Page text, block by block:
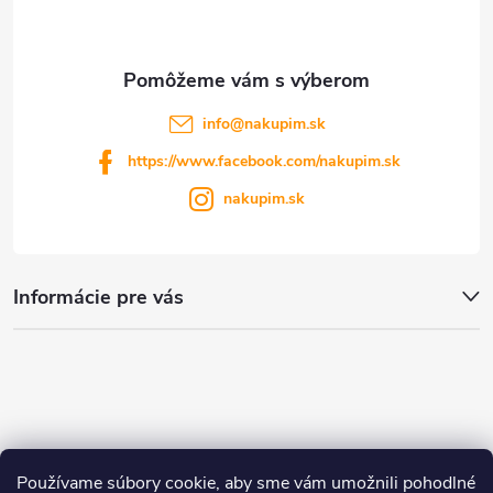
Používame súbory cookie, aby sme vám umožnili pohodlné
Informácie pre vás
info@nakupim.sk
https://www.facebook.com/nakupim.sk
nakupim.sk